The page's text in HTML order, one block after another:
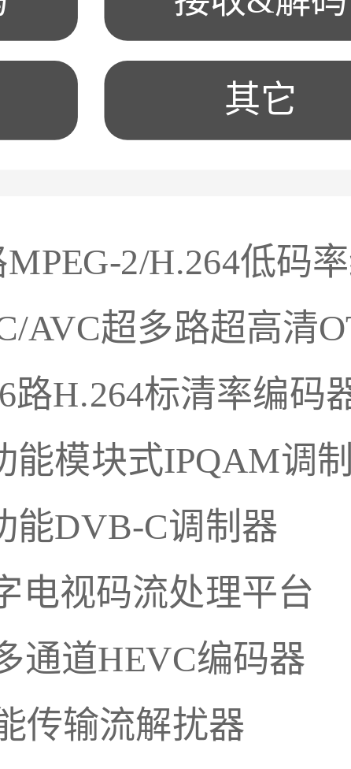
其它
2/H.264低码
AVC超多路超高清
路H.264标清率编码
能模块式IPQAM调
能DVB-C调制器
电视码流处理平台
通道HEVC编码器
传输流解扰器